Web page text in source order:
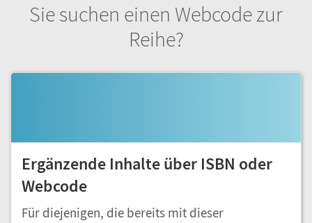
Sie suchen einen Webcode zur
Reihe?
Ergänzende Inhalte über ISBN oder
Webcode
Für diejenigen, die bereits mit dieser